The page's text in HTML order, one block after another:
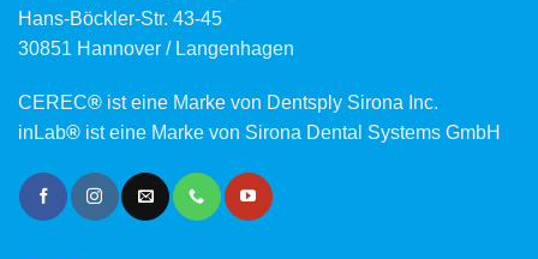
Hans-Böckler-Str. 43-45
30851 Hannover / Langenhagen
CEREC® ist eine Marke von Dentsply Sirona Inc.
inLab® ist eine Marke von Sirona Dental Systems GmbH